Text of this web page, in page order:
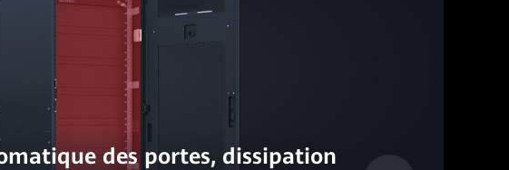
des portes, dissipation